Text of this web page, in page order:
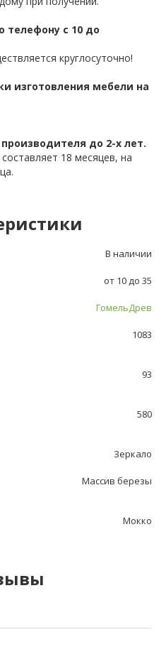
телефону с 10 до
круглосуточно!
изготовления мебели на
до 2-х лет.
18 месяцев, на
В наличии
от 10 до 35
ГомельДрев
1083
93
580
Зеркало
Массив березы
Мокко